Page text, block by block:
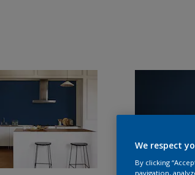
We respect
By clicking
navigation,